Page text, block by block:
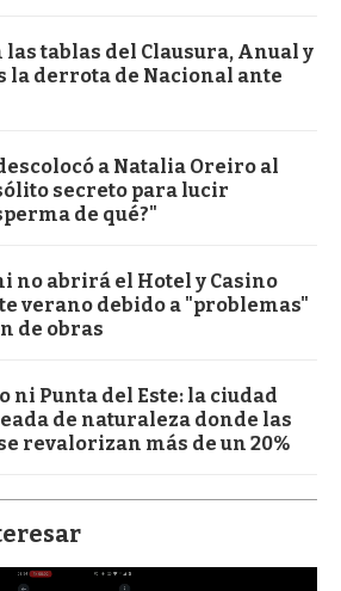
tablas del Clausura, Anual y
la derrota de Nacional ante
a Natalia Oreiro al
secreto para lucir
de qué?"
no abrirá el Hotel y Casino
verano debido a "problemas"
de obras
ni Punta del Este: la ciudad
de naturaleza donde las
revalorizan más de un 20%